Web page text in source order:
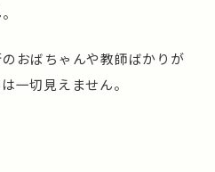
おばちゃんや教師ばかりが
一切見えません。